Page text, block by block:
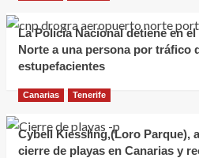
La Policía Nacional detiene en
Norte a una persona por tráfico
estupefacientes
Canarias Tenerife
Cybell Kiessling,(Loro Parque),
cierre de playas en Canarias y